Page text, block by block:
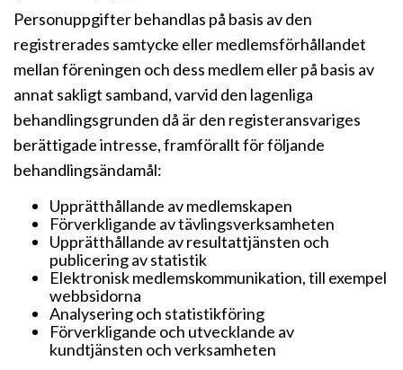
Personuppgifter behandlas på basis av den
registrerades samtycke eller medlemsförhållandet
mellan föreningen och dess medlem eller på basis av
annat sakligt samband, varvid den lagenliga
behandlingsgrunden då är den registeransvariges
berättigade intresse, framförallt för följande
behandlingsändamål:
Upprätthållande av medlemskapen
Förverkligande av tävlingsverksamheten
Upprätthållande av resultattjänsten och
publicering av statistik
Elektronisk medlemskommunikation, till exempel
webbsidorna
Analysering och statistikföring
Förverkligande och utvecklande av
kundtjänsten och verksamheten